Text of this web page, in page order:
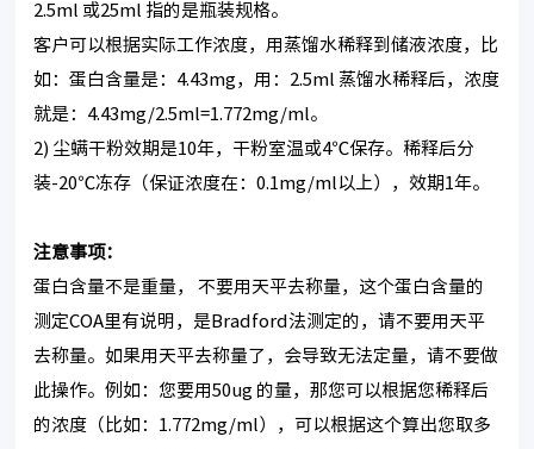
2.5ml 或25ml 指的是瓶装规格。
客户可以根据实际工作浓度，用蒸馏水稀释到储液浓度，比
如：蛋白含量是：4.43mg，用：2.5ml 蒸馏水稀释后，浓度
就是：4.43mg/2.5ml=1.772mg/ml。
2) 尘螨干粉效期是10年，干粉室温或4℃保存。稀释后分
装-20℃冻存（保证浓度在：0.1mg/ml以上），效期1年。
注意事项：
蛋白含量不是重量， 不要用天平去称量，这个蛋白含量的
测定COA里有说明，是Bradford法测定的，请不要用天平
去称量。如果用天平去称量了，会导致无法定量，请不要做
此操作。例如：您要用50ug 的量，那您可以根据您稀释后
的浓度（比如：1.772mg/ml），可以根据这个算出您取多